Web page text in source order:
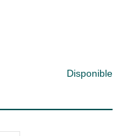
Disponible